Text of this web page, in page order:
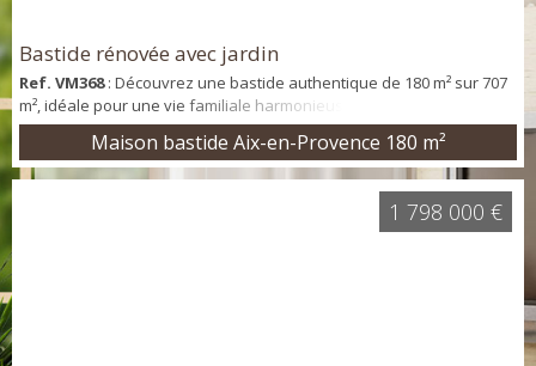
Bastide rénovée avec jardin
Ref. VM368: Découvrez une bastide authentique de 180 m² sur 707
m², idéale pour une vie familiale harmonieuse. 8 pièces, 6
chambres, 2 salles d'eau, 2 WC, 2 terrasses, jardin piscinable.
Toiture neuve, chauffage individuel, exposition sud. Proche de
plusieurs commodités. Contactez-nous pour une visite.
Maison bastide Aix-en-Provence 180 m²
1 798 000 €